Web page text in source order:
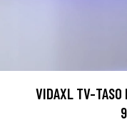
VIDAXL TV-TASO